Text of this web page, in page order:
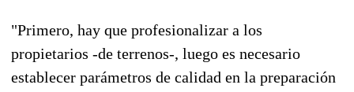
"Primero, hay que profesionalizar a los
propietarios -de terrenos-, luego es necesario
establecer parámetros de calidad en la preparación